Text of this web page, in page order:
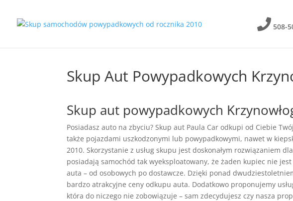
508-
Skup Aut Powypadkowych
Skup aut powypadkowych
Posiadasz auto na zbyciu? Skup aut Paula Car odkupi od Ciebie
także pojazdami uszkodzonymi lub powypadkowymi, nawet w
2010. Skorzystanie z usług skupu jest doskonałym rozwiązaniem
posiadają samochód tak wyeksploatowany, że żaden kupiec nie
auta – od osobowych po dostawcze. Dzięki ponad
bardzo atrakcyjne ceny odkupu auta. Dodatkowo proponujemy
która do niczego nie zobowiązuje – sam zdecydujesz czy nasza